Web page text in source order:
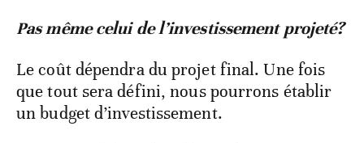
Pas même celui de l’investissement projeté?
Le coût dépendra du projet final. Une fois
que tout sera défini, nous pourrons établir
un budget d’investissement.